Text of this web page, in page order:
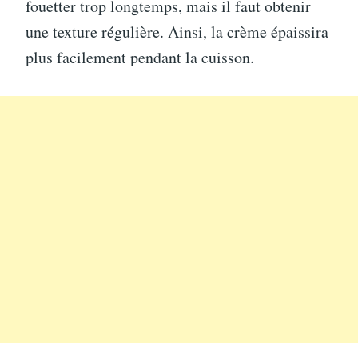
fouetter trop longtemps, mais il faut obtenir
une texture régulière. Ainsi, la crème épaissira
plus facilement pendant la cuisson.